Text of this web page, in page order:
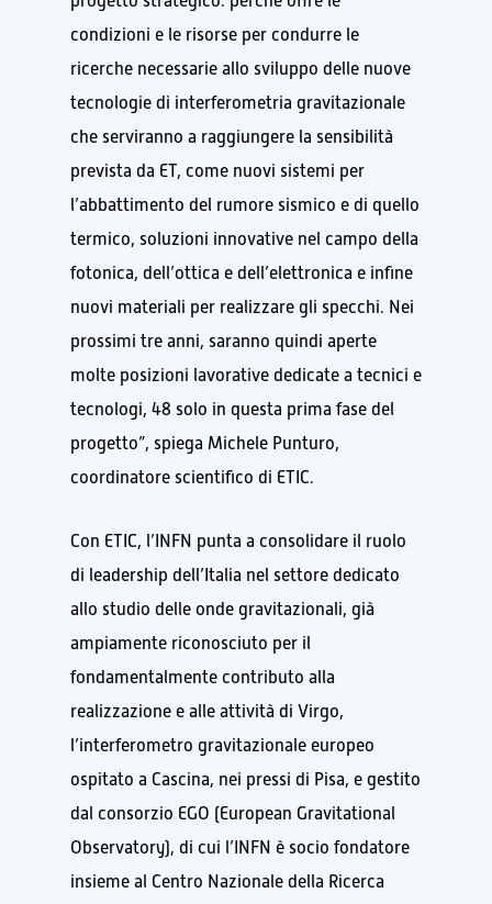
condizioni e le risorse per condurre le
ricerche necessarie allo sviluppo delle nuove
tecnologie di interferometria gravitazionale
che serviranno a raggiungere la sensibilità
prevista da ET, come nuovi sistemi per
l’abbattimento del rumore sismico e di quello
termico, soluzioni innovative nel campo della
fotonica, dell’ottica e dell’elettronica e infine
nuovi materiali per realizzare gli specchi. Nei
prossimi tre anni, saranno quindi aperte
molte posizioni lavorative dedicate a tecnici e
tecnologi, 48 solo in questa prima fase del
progetto”, spiega Michele Punturo,
coordinatore scientifico di ETIC.
Con ETIC, l’INFN punta a consolidare il ruolo
di leadership dell’Italia nel settore dedicato
allo studio delle onde gravitazionali, già
ampiamente riconosciuto per il
fondamentalmente contributo alla
realizzazione e alle attività di Virgo,
l’interferometro gravitazionale europeo
ospitato a Cascina, nei pressi di Pisa, e gestito
dal consorzio EGO (European Gravitational
Observatory), di cui l’INFN è socio fondatore
insieme al Centro Nazionale della Ricerca